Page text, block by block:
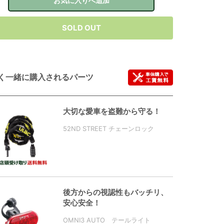
SOLD OUT
一緒に購入されるパーツ
大切な愛車を盗難から守る！
52ND STREET チェーンロック
後方からの視認性もバッチリ、
安心安全！
OMNI3 AUTO テールライト